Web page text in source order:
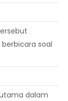
soal
dalam